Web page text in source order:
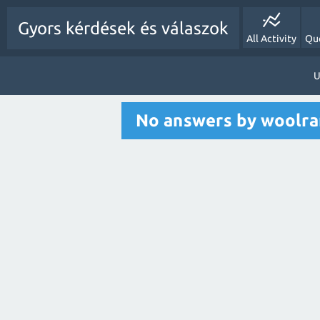
Gyors kérdések és válaszok
All Activity
No answers by